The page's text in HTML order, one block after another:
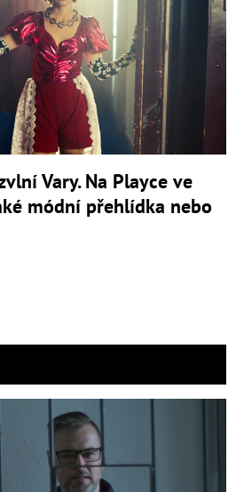
Vary. Na Playce ve
módní přehlídka nebo